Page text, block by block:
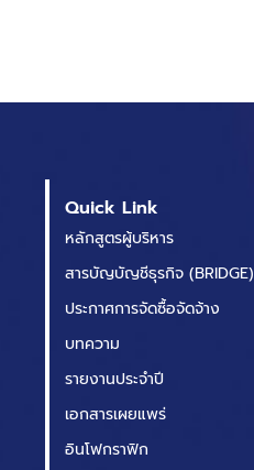
Quick Link
หลักสูตรผู้บริหาร
สารบัญบัญชีธุรกิจ (BRIDGE)
ประกาศการจัดซื้อจัดจ้าง
บทความ
รายงานประจำปี
เอกสารเผยแพร่
อินโฟกราฟิก